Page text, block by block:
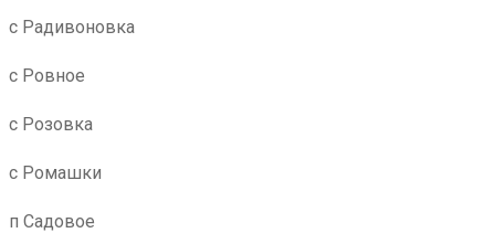
с Радивоновка
с Ровное
с Розовка
с Ромашки
п Садовое